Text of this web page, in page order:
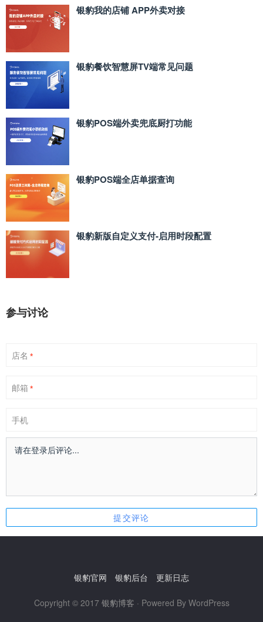
银豹我的店铺 APP外卖对接
银豹餐饮智慧屏TV端常见问题
银豹POS端外卖兜底厨打功能
银豹POS端全店单据查询
银豹新版自定义支付‑启用时段配置
参与讨论
店名 *
邮箱 *
手机
银豹官网 银豹后台 更新日志
Copyright © 2017 银豹博客 · Powered By WordPress